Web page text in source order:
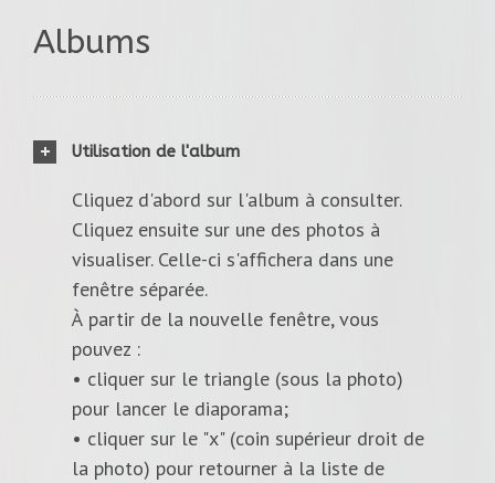
Albums
Utilisation de l'album
Cliquez d'abord sur l'album à consulter.
Cliquez ensuite sur une des photos à
visualiser. Celle-ci s'affichera dans une
fenêtre séparée.
À partir de la nouvelle fenêtre, vous
pouvez :
• cliquer sur le triangle (sous la photo)
pour lancer le diaporama;
• cliquer sur le "x" (coin supérieur droit de
la photo) pour retourner à la liste de